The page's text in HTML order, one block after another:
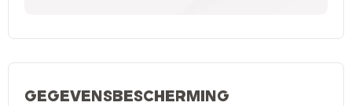
GEGEVENSBESCHERMING